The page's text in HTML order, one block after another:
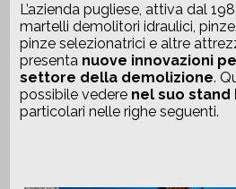
L’azienda pugliese, attiva dal
martelli demolitori idraulici,
pinze selezionatrici e altre
presenta nuove innovazioni
settore della demolizione.
possibile vedere nel suo stand
particolari nelle righe seguenti.